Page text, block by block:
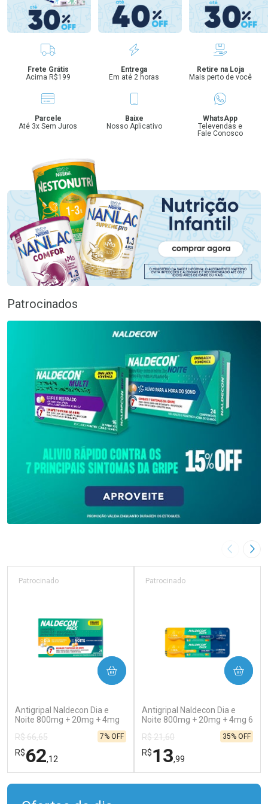
Benefícios
Frete Grátis
Acima R$199
Entrega
Em até 2 horas
Retire na Loja
Mais perto de você
Parcele
Até 3x Sem Juros
Baixe
Nosso Aplicativo
WhatsApp
Televendas e
Fale Conosco
Patrocinados
Imagem
Antigripal Naldecon Dia e
Noite 800mg + 20mg + 4mg
Patrocinado
R$ 66,65
R$62,12
7% OFF
COMPRAR
Antigripal Naldecon Dia e
Noite 800mg + 20mg + 4mg 6
Patrocinado
R$ 21,60
R$13,99
35% OFF
COMPRAR